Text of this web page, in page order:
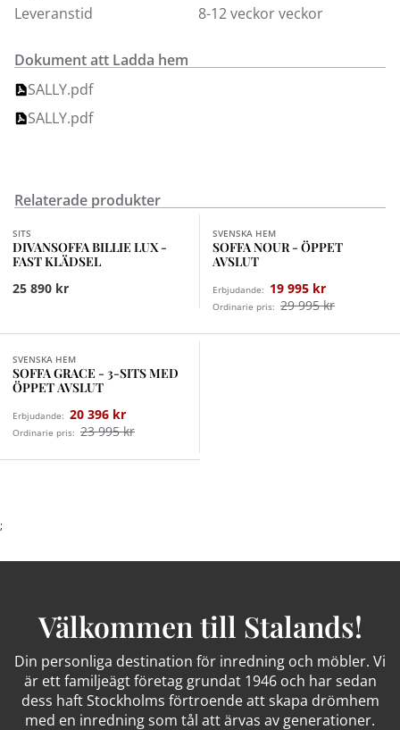
Leveranstid
8-12 veckor veckor
Dokument att Ladda hem
SALLY.pdf
SALLY.pdf
Relaterade produkter
Finns i fler val (2)
SITS
DIVANSOFFA BILLIE LUX -
FAST KLÄDSEL
25 890 kr
SVENSKA HEM
SOFFA NOUR - ÖPPET
AVSLUT
Erbjudande: 19 995 kr
Ordinarie pris: 29 995 kr
SVENSKA HEM
SOFFA GRACE - 3-SITS MED
ÖPPET AVSLUT
Erbjudande: 20 396 kr
Ordinarie pris: 23 995 kr
;
Välkommen till Stalands!
Din personliga destination för inredning och möbler. Vi
är ett familjeägt företag grundat 1946 och har sedan
dess haft Stockholms förtroende att skapa drömhem
med en inredning som tål att ärvas av generationer.